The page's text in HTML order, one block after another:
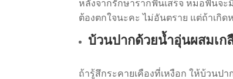
หลังจากรักษารากฟันเสร็จ หมอฟันจะ
ต้องตกใจนะคะ ไม่อันตราย แต่ถ้าเกิ
บ้วนปากด้วยน้ำอุ่นผสมเก
ถ้ารู้สึกระคายเคืองที่เหงือก ให้บ้วน